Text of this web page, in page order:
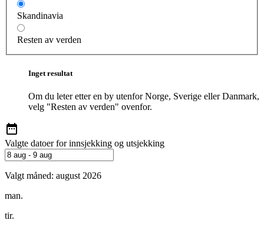
Skandinavia
Resten av verden
Inget resultat
Om du leter etter en by utenfor Norge, Sverige eller Danmark,
velg "Resten av verden" ovenfor.
Valgte datoer for innsjekking og utsjekking
Valgt måned: august 2026
man.
tir.